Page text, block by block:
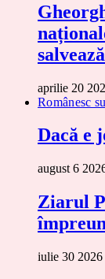
aprilie 20
Românesc
Dacă e
august 6
Ziarul
iulie 30 2026